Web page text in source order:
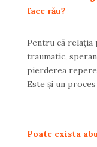
face rău?
Pentru că relația
traumatic,
pierderea
Este și un
Poate exista